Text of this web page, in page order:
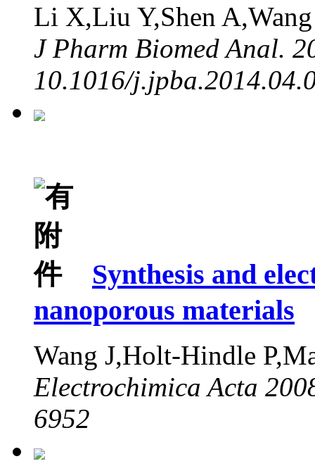
Li X,Liu Y,Shen
J Pharm Biomed Anal.
10.1016/
Synthesis and
nanoporous materials
Wang J,Holt-Hindle
Electrochimica Acta
6952